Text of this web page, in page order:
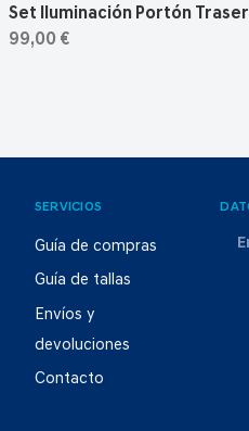
Set Iluminación Portón
99,00 €
SERVICIOS
Guía de compras
Guía de tallas
Envíos y
devoluciones
Contacto